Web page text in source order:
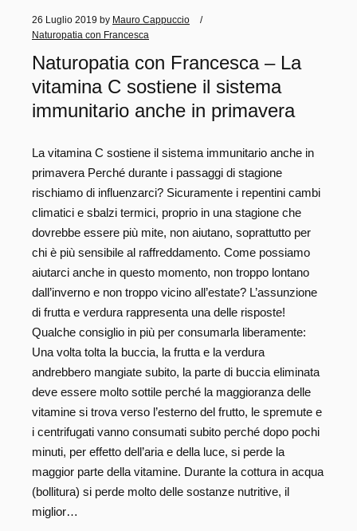
26 Luglio 2019 by Mauro Cappuccio
Naturopatia con Francesca
Naturopatia con Francesca – La
vitamina C sostiene il sistema
immunitario anche in primavera
La vitamina C sostiene il sistema immunitario anche in
primavera Perché durante i passaggi di stagione
rischiamo di influenzarci? Sicuramente i repentini cambi
climatici e sbalzi termici, proprio in una stagione che
dovrebbe essere più mite, non aiutano, soprattutto per
chi è più sensibile al raffreddamento. Come possiamo
aiutarci anche in questo momento, non troppo lontano
dall’inverno e non troppo vicino all’estate? L’assunzione
di frutta e verdura rappresenta una delle risposte!
Qualche consiglio in più per consumarla liberamente:
Una volta tolta la buccia, la frutta e la verdura
andrebbero mangiate subito, la parte di buccia eliminata
deve essere molto sottile perché la maggioranza delle
vitamine si trova verso l’esterno del frutto, le spremute e
i centrifugati vanno consumati subito perché dopo pochi
minuti, per effetto dell’aria e della luce, si perde la
maggior parte della vitamine. Durante la cottura in acqua
(bollitura) si perde molto delle sostanze nutritive, il
miglior…